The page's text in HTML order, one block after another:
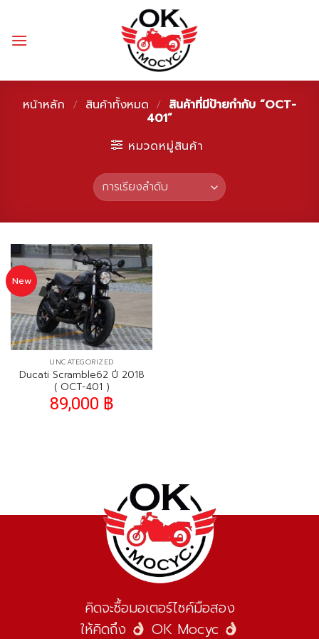
content
หน้าหลัก / สินค้าทั้งหมด / สินค้าที่มีป้ายกำกับ “OCT-
401”
หมวดหมู่สินค้า
New
UNCATEGORIZED
Ducati Scramble62 ปี 2018
( OCT-401 )
89,000 ฿
คิดจะซื้อมอเตอร์ไซค์มือสอง
ให้คิดถึง
OK Mocyc